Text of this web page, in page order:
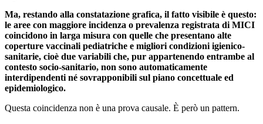
Ma, restando alla constatazione grafica, il fatto visibile è questo:
le aree con maggiore incidenza o prevalenza registrata di MICI
coincidono in larga misura con quelle che presentano alte
coperture vaccinali pediatriche e migliori condizioni igienico-
sanitarie, cioè due variabili che, pur appartenendo entrambe al
contesto socio-sanitario, non sono automaticamente
interdipendenti né sovrapponibili sul piano concettuale ed
epidemiologico.
Questa coincidenza non è una prova causale. È però un pattern.